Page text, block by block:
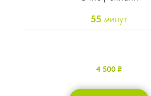
55 минут
4 500 ₽